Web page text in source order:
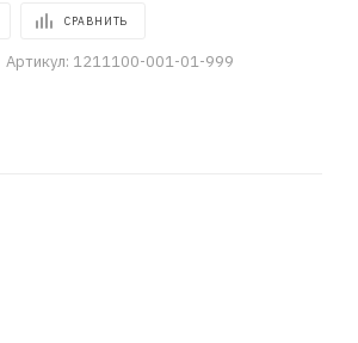
СРАВНИТЬ
Артикул: 1211100-001-01-999